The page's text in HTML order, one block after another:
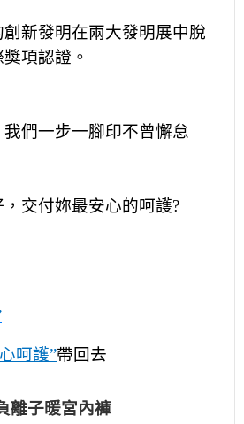
新發明在兩大發明展中脫
項認證。
們一步一腳印不曾懈怠
交付妳最安心的呵護?
呵護”帶回去
離子暖宮內褲